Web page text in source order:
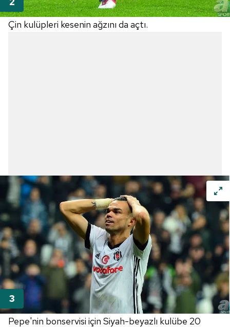
Çin kulüpleri kesenin ağzını da açtı.
Pepe'nin bonservisi için Siyah-beyazlı kulübe 20